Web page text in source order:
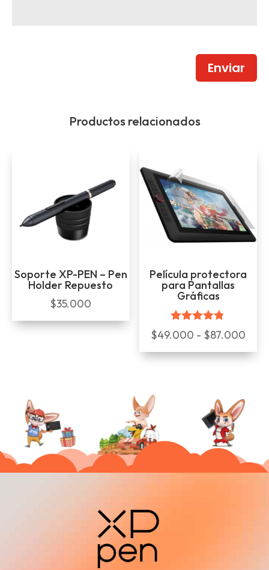
Enviar
Productos relacionados
Soporte XP-PEN – Pen
Holder Repuesto
$35.000
Película protectora
para Pantallas
Gráficas
Valorado
con
4.75
$49.000 - $87.000
de